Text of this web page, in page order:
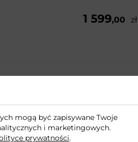
1 599,00 zł
mogą być zapisywane Twoje
i marketingowych.
prywatności.